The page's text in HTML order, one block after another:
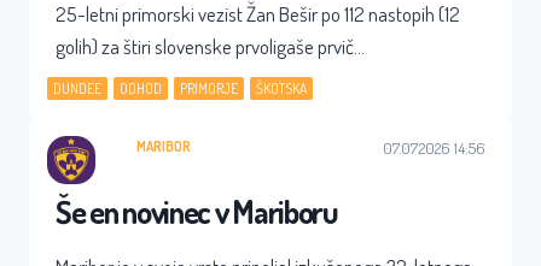
25-letni primorski vezist Žan Bešir po 112 nastopih (12
golih) za štiri slovenske prvoligaše prvič…
DUNDEE ODHOD PRIMORJE ŠKOTSKA
MARIBOR 07.07.2026 14:56
Še en novinec v Mariboru